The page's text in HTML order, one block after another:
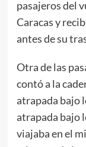
pasajeros del
Caracas y
antes de su
Otra de las
contó a la
atrapada bajo
atrapada bajo
viajaba en el